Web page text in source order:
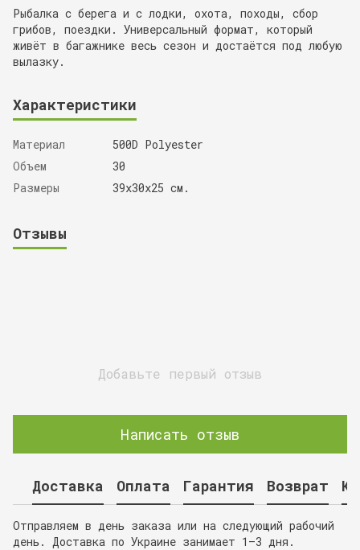
Рыбалка с берега и с лодки, охота, походы, сбор
грибов, поездки. Универсальный формат, который
живёт в багажнике весь сезон и достаётся под любую
вылазку.
Характеристики
Материал
500D Polyester
Объем
30
Размеры
39х30х25 см.
Отзывы
Добавьте первый отзыв
Написать отзыв
Доставка Оплата Гарантия Возврат
Отправляем в день заказа или на следующий рабочий
день. Доставка по Украине занимает 1–3 дня.